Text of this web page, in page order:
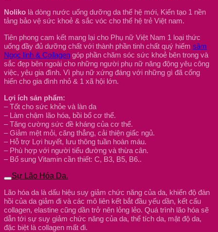
Noliko là dòng nước uống dưỡng da thế hệ mới, Kiến tạo 1 nền
tảng bảo vệ sức khoẻ & sắc vóc cho thế hệ trẻ Việt nam.
Tiên phong cam kết mang lại cho Phụ nữ Việt Nam 1 loại thức
uống đầy đủ dưỡng chất với thành phần tinh chất quý hiếm sâm
Ngọc linh & Collagen góp phần chăm sóc sức khoẻ bên trong và
sắc đẹp bên ngoài cho những người phụ nữ năng động yêu công
việc, yêu gia đình. Vì phụ nữ xứng đáng với những gì đã cống
hiến cho gia đình nhỏ & 1 xã hội lớn.
Lợi ích sản phẩm:
– Tốt cho sức khỏe và làn da
– Làm chậm lão hóa, bồi bổ cơ thể.
– Tăng cường sức đề kháng của cơ thể.
– Giảm mệt mỏi, căng thẳng, cải thiện giấc ngủ.
– Hỗ trợ Lợi huyết, lưu thông tuần hoàn máu.
– Phù hợp với người tiểu đường và thừa cân.
– Bổ sung Vitamin cần thiết: C, B3, B5, B6..
Sự Lão Hóa Da.
Lão hóa da là dấu hiệu suy giảm chức năng của da, khiến độ đàn
hồi của da giảm đi và các mô liên kết bắt đầu yếu dần, kết cấu
collagen, elastine cũng dần trở nên lỏng lẻo. Quá trình lão hóa sẽ
dẫn tới sự suy giảm chức năng của da, thể tích da, mật độ da,
đặc biệt là collagen mất đi.